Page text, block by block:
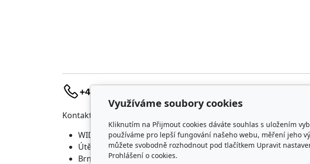
+420 736 683 398
Kontakt
WIDARA s.r.o.
Útěchovská 224/1
Brno, 644 00
Doprava a platba
Ochrana osobních údajů
Využíváme soubory cookies
Kliknutím na Přijmout cookies dáváte souhlas s uložením
používáme pro lepší fungování našeho webu, měření jeho
můžete svobodně rozhodnout pod tlačítkem Upravit
Prohlášení o cookies.